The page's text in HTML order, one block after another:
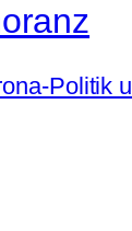
Politik